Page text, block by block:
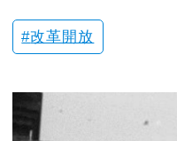
改革開放